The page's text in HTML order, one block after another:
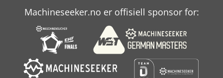
Machineseeker.no er offisiell sponsor for: